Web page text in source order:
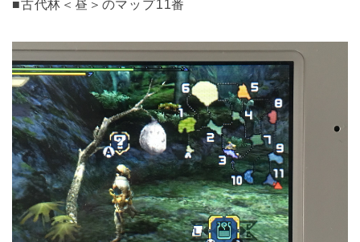
■古代林＜昼＞のマップ11番